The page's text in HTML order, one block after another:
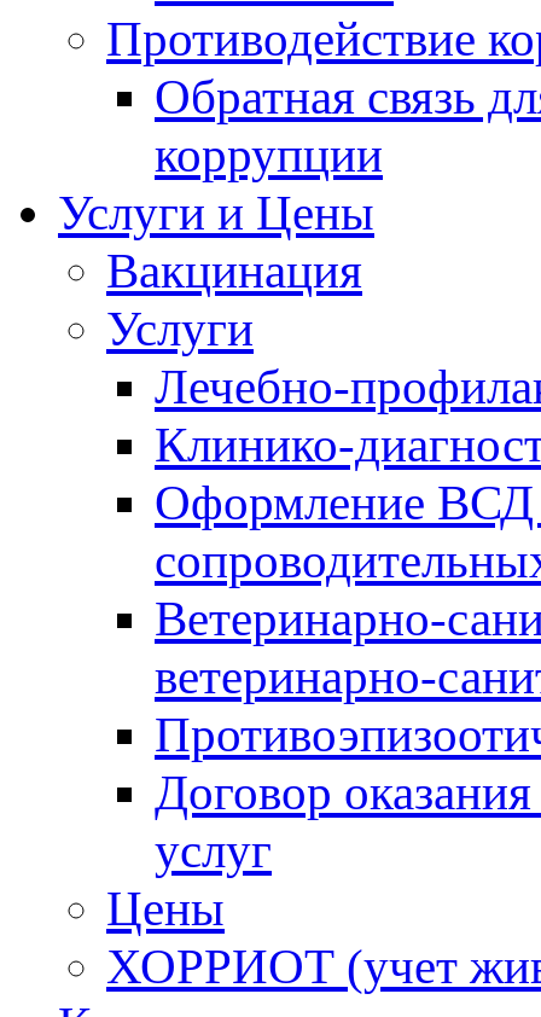
Противодействие
Обратная связь
коррупции
Услуги и Цены
Вакцинация
Услуги
Лечебно-
Клинико-
Оформление ВСД
Ветеринарно-
ветеринарно-
Договор
услуг
Цены
ХОРРИОТ (учет